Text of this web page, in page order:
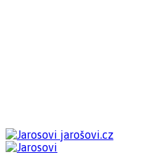
jarošovi.cz